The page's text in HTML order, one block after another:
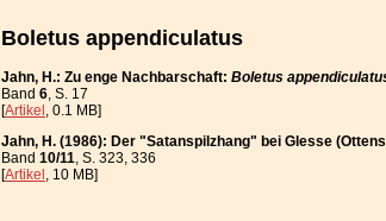
Boletus appendiculatus
Jahn, H.: Zu enge Nachbarschaft: Boletus
Band 6, S. 17
[Artikel, 0.1 MB]
Jahn, H. (1986): Der "Satanspilzhang" bei Glesse
Band 10/11, S. 323, 336
[Artikel, 10 MB]